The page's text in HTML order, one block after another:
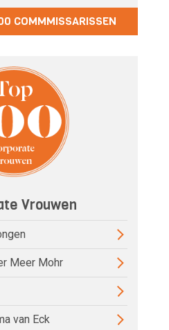
COMMMISSARISSEN
Vrouwen
Meer Mohr
van Eck